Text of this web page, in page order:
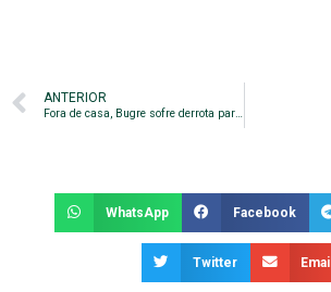
ANTERIOR
Fora de casa, Bugre sofre derrota para o CRB
WhatsApp Facebook
Twitter Email